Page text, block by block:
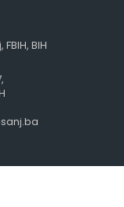
BIH